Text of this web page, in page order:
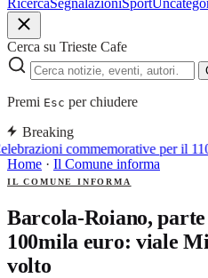
RicercaSegnalazioniSport
Cerca su Trieste Cafe
Premi Esc per chiudere
Breaking
commemorative per il
Home · Il Comune informa
IL COMUNE INFORMA
Barcola-Roiano,
100mila euro: viale
volto